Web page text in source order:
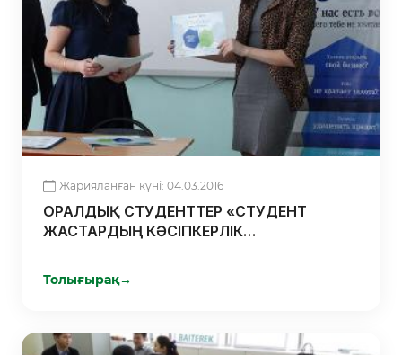
Жарияланған күні: 04.03.2016
ОРАЛДЫҚ СТУДЕНТТЕР «СТУДЕНТ
ЖАСТАРДЫҢ КӘСІПКЕРЛІК
БОЙЫНША ДӘРІС АЛДЫ
Толығырақ→